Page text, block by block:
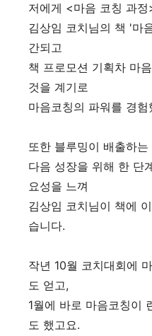
저에게 <마음 코칭 과
김상임 코치님의 책 '마
간되고
책 프로모션 기획차 마
것을 계기로
마음코칭의 파워를 경험
또한 블루밍이 배출하
다음 성장을 위해 한 단
요성을 느껴
김상임 코치님이 책에
습니다.
작년 10월 코치대회에
도 얻고,
1월에 바로 마음코칭이
도 했고요.